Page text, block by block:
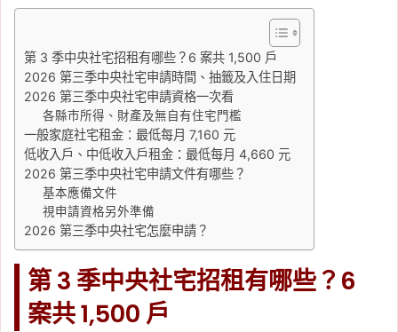
第 3 季中央社宅招租有哪些？6 案共 1,500 戶
2026 第三季中央社宅申請時間、抽籤及入住日期
2026 第三季中央社宅申請資格一次看
各縣市所得、財產及無自有住宅門檻
一般家庭社宅租金：最低每月 7,160 元
低收入戶、中低收入戶租金：最低每月 4,660 元
2026 第三季中央社宅申請文件有哪些？
基本應備文件
視申請資格另外準備
2026 第三季中央社宅怎麼申請？
第 3 季中央社宅招租有哪些？6
案共 1,500 戶